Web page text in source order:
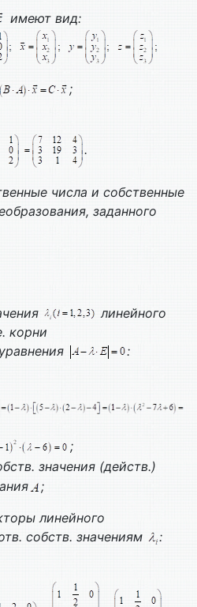
имеют вид:
;
.
числа и собственные
заданного
линейного
корни
:
;
значения (действ.)
;
линейного
собств. значениям :